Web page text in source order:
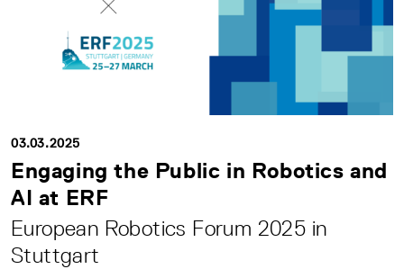
03.03.2025
Engaging the Public in Robotics and
AI at ERF
European Robotics Forum 2025 in
Stuttgart